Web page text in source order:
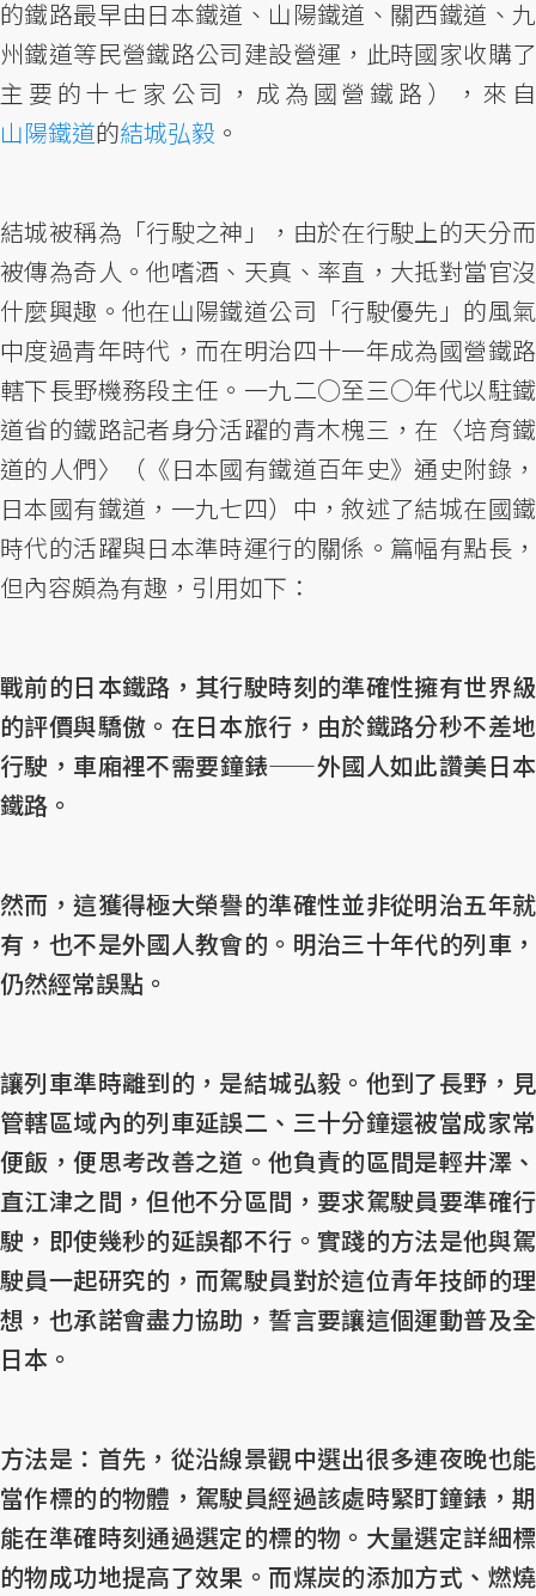
的鐵路最早由日本鐵道、山陽鐵道、關西鐵道、九
州鐵道等民營鐵路公司建設營運，此時國家收購了
主要的十七家公司，成為國營鐵路），來自
山陽鐵道的結城弘毅 。
結城被稱為「行駛之神」，由於在行駛上的天分而
被傳為奇人。他嗜酒、天真、率直，大抵對當官沒
什麼興趣。他在山陽鐵道公司「行駛優先」的風氣
中度過青年時代，而在明治四十一年成為國營鐵路
轄下長野機務段主任。一九二○至三○年代以駐鐵
道省的鐵路記者身分活躍的青木槐三，在〈培育鐵
道的人們〉（《日本國有鐵道百年史》通史附錄，
日本國有鐵道，一九七四）中，敘述了結城在國鐵
時代的活躍與日本準時運行的關係。篇幅有點長，
但內容頗為有趣，引用如下：
戰前的日本鐵路，其行駛時刻的準確性擁有世界級
的評價與驕傲。在日本旅行，由於鐵路分秒不差地
行駛，車廂裡不需要鐘錶——外國人如此讚美日本
鐵路。
然而，這獲得極大榮譽的準確性並非從明治五年就
有，也不是外國人教會的。明治三十年代的列車，
仍然經常誤點。
讓列車準時離到的，是結城弘毅。他到了長野，見
管轄區域內的列車延誤二、三十分鐘還被當成家常
便飯，便思考改善之道。他負責的區間是輕井澤、
直江津之間，但他不分區間，要求駕駛員要準確行
駛，即使幾秒的延誤都不行。實踐的方法是他與駕
駛員一起研究的，而駕駛員對於這位青年技師的理
想，也承諾會盡力協助，誓言要讓這個運動普及全
日本。
方法是：首先，從沿線景觀中選出很多連夜晚也能
當作標的的物體，駕駛員經過該處時緊盯鐘錶，期
能在準確時刻通過選定的標的物。大量選定詳細標
的物成功地提高了效果。而煤炭的添加方式、燃燒